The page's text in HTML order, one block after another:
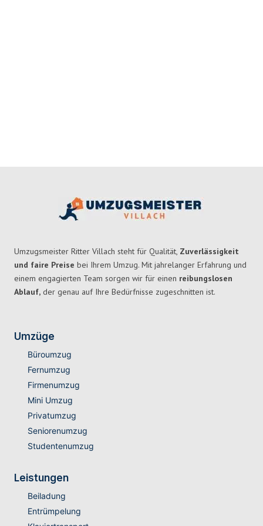
Umzugsmeister Ritter Villach steht für Qualität, Zuverlässigkeit
und faire Preise bei Ihrem Umzug. Mit jahrelanger Erfahrung und
einem engagierten Team sorgen wir für einen reibungslosen
Ablauf, der genau auf Ihre Bedürfnisse zugeschnitten ist.
Umzüge
Büroumzug
Fernumzug
Firmenumzug
Mini Umzug
Privatumzug
Seniorenumzug
Studentenumzug
Leistungen
Beiladung
Entrümpelung